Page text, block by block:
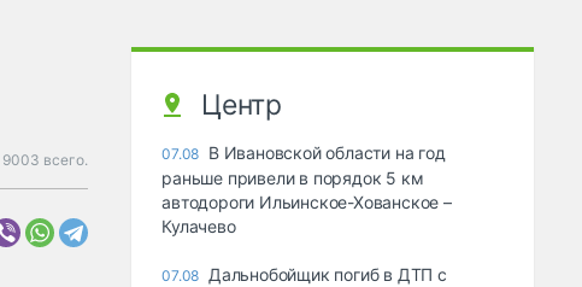
9003 всего.
Центр
07.08 В Ивановской области на год
раньше привели в порядок 5 км
автодороги Ильинское-Хованское –
Кулачево
07.08 Дальнобойщик погиб в ДТП с